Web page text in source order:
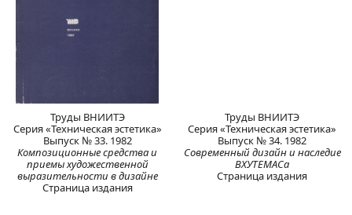
Труды ВНИИТЭ
Серия «Техническая эстетика»
Выпуск № 33. 1982
Композиционные средства и
приемы художественной
выразительности в дизайне
Страница издания
Труды ВНИИТЭ
Серия «Техническая эстетика»
Выпуск № 34. 1982
Современный дизайн и наследие
ВХУТЕМАСа
Страница издания